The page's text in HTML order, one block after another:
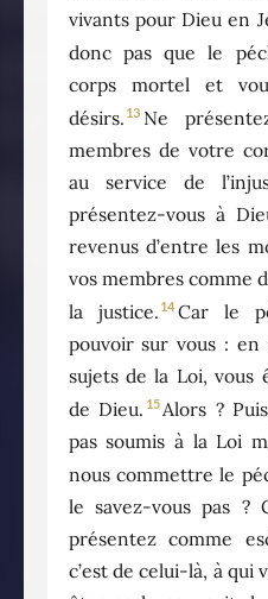
vivants pour Dieu en
donc pas que le
corps mortel et
désirs. 13 Ne
membres de votre
au service de
présentez-vous à
revenus d’entre les
vos membres comme
la justice. 14Car le
pouvoir sur vous : en
sujets de la Loi, vous
de Dieu. 15Alors ?
pas soumis à la Loi
nous commettre le
le savez-vous pas ?
présentez comme
c’est de celui-là, à qui